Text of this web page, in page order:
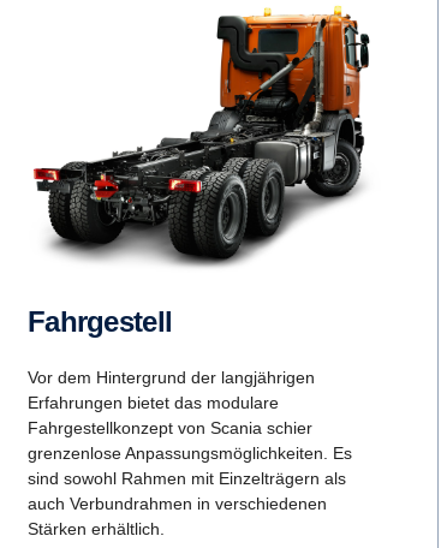
Fahrge­stell
Vor dem Hintergrund der langjährigen
Erfahrungen bietet das modulare
Fahrgestellkonzept von Scania schier
grenzenlose Anpassungsmöglichkeiten. Es
sind sowohl Rahmen mit Einzelträgern als
auch Verbundrahmen in verschiedenen
Stärken erhältlich.